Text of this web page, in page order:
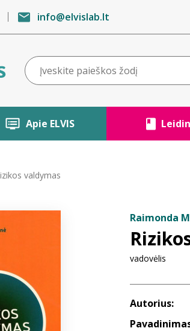
info@elvislab.lt
Apie ELVIS
valdymas
Raimonda
vadovėlis
Autorius: